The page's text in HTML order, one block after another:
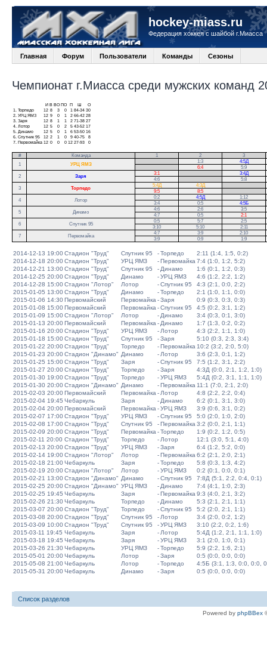
hockey-miass.ru
Федерация хоккея с шайбой г.Миасса
Главная Форум Пользователи Команды Сезоны
Чемпионат г.Миасса среди мужских команд
И В ВО ПО П
О
1.
Торпедо 12 8 3 0 1 84-34 30
2. УРЦ ЯМЗ 12 9 0 1 2 66-42 28
3. Заря 12 8 1 1 2 71-38 27
4. Лотор 12 5 0 2 5 43-52 17
5.
Динамо 12 5 0 1 6 53-50 16
6. Спутник 95 12 2 1 0 9 40-75
8
7.
Первомайка 12 0 0 0 12 27-93 0
# Команда 1 2
3
1
УРЦ ЯМЗ
1:3
4:5Д
6:4
5:9
2
Заря
3:1
3:4Д
4:6
5:8
3
Торпедо
5:4Д 4:3Д
9:5
8:5
4
Лотор
0:2 4:5Д 1:12
3:4
0:5 4:5Б
5
Динамо
4:6 2:6
3:5
4:7
0:5
2:1
6
Спутник 95
0:5 5:7
2:5
3:10
5:10
2:11
7
Первомайка
4:7 3:9
2:10
3:9
0:9 1:9
2014-12-13 19:00Стадион "Труд" Спутник 95 -Торпедо
2:11 (1:4, 1:5, 0:2)
2014-12-18 20:00Стадион "Труд" УРЦ ЯМЗ -Первомайка 7:4 (1:0, 1:2, 5:2)
2014-12-21 13:00Стадион "Труд" Спутник 95 - Динамо
1:6 (0:1, 1:2, 0:3)
2014-12-25 20:00Стадион "Труд" Динамо -УРЦ ЯМЗ
4:6 (1:2, 2:2, 1:2)
2014-12-28 15:00Стадион "Лотор" Лотор -Спутник 95
4:3 (2:1, 0:0, 2:2)
2015-01-05 13:00Стадион "Труд" Динамо -Торпедо
2:1 (1:0, 1:1, 0:0)
2015-01-06 14:30Первомайский Первомайка -Заря
0:9 (0:3, 0:3, 0:3)
2015-01-08 15:00Первомайский Первомайка -Спутник 95
4:5 (0:2, 3:1, 1:2)
2015-01-09 15:00Стадион "Лотор" Лотор - Динамо
3:4 (0:3, 0:1, 3:0)
2015-01-13 20:00Первомайский Первомайка - Динамо
1:7 (1:3, 0:2, 0:2)
2015-01-16 20:00Стадион "Труд" УРЦ ЯМЗ - Лотор
4:3 (2:2, 1:1, 1:0)
2015-01-18 15:00Стадион "Труд" Спутник 95 -Заря
5:10 (0:3, 2:3, 3:4)
2015-01-22 20:00Стадион "Труд" Торпедо -Первомайка 10:2 (3:2, 2:0, 5:0)
2015-01-23 20:00Стадион "Динамо" Динамо - Лотор
3:6 (2:3, 0:1, 1:2)
2015-01-25 15:00Стадион "Труд" Заря -Спутник 95
7:5 (1:2, 3:1, 2:2)
2015-01-27 20:00Стадион "Труд" Торпедо -Заря
4:3Д (0:0, 2:1, 1:2, 1:0)
2015-01-30 19:00Стадион "Труд" Торпедо -УРЦ ЯМЗ
5:4Д (0:2, 3:1, 1:1, 1:0)
2015-01-30 20:00Стадион "Динамо" Динамо -Первомайка 11:1 (7:0, 2:1, 2:0)
2015-02-03 20:00Первомайский Первомайка - Лотор
4:8 (2:2, 2:2, 0:4)
2015-02-04 19:45 Чебаркуль Заря - Динамо
6:2 (0:1, 3:1, 3:0)
2015-02-04 20:00Первомайский Первомайка -УРЦ ЯМЗ
3:9 (0:6, 3:1, 0:2)
2015-02-07 17:00Стадион "Труд" УРЦ ЯМЗ -Спутник 95
5:0 (2:0, 1:0, 2:0)
2015-02-08 17:00Стадион "Труд" Спутник 95 -Первомайка 3:2 (0:0, 2:1, 1:1)
2015-02-09 20:00Стадион "Труд" Первомайка -Торпедо
1:9 (0:2, 1:2, 0:5)
2015-02-11 20:00 Стадион "Труд" Торпедо - Лотор
12:1 (3:0, 5:1, 4:0)
2015-02-13 20:00Стадион "Труд" УРЦ ЯМЗ -Заря
6:4 (1:2, 5:2, 0:0)
2015-02-14 19:00Стадион "Лотор" Лотор -Первомайка 6:2 (2:1, 2:0, 2:1)
2015-02-18 21:00Чебаркуль Заря -Торпедо
5:8 (0:3, 1:3, 4:2)
2015-02-19 20:00Стадион "Лотор" Лотор -УРЦ ЯМЗ
0:2 (0:1, 0:0, 0:1)
2015-02-21 13:00Стадион "Динамо" Динамо -Спутник 95
7:8Д (5:1, 2:2, 0:4, 0:1)
2015-02-25 20:00Стадион "Динамо" УРЦ ЯМЗ - Динамо
7:4 (4:1, 1:0, 2:3)
2015-02-25 19:45 Чебаркуль Заря -Первомайка 9:3 (4:0, 2:1, 3:2)
2015-02-26 21:30Чебаркуль Торпедо - Динамо
5:3 (2:1, 2:1, 1:1)
2015-03-07 20:00Стадион "Труд" Торпедо -Спутник 95
5:2 (2:0, 2:1, 1:1)
2015-03-08 20:00Стадион "Труд" Спутник 95 - Лотор
3:4 (2:0, 0:2, 1:2)
2015-03-09 10:00Стадион "Труд" Спутник 95 -УРЦ ЯМЗ
3:10 (2:2, 0:2, 1:6)
2015-03-11 19:45 Чебаркуль Заря - Лотор
5:4Д (1:2, 2:1, 1:1, 1:0)
2015-03-18 19:45 Чебаркуль Заря -УРЦ ЯМЗ
3:1 (2:0, 1:0, 0:1)
2015-03-26 21:30Чебаркуль УРЦ ЯМЗ -Торпедо
5:9 (2:2, 1:6, 2:1)
2015-05-01 20:00Чебаркуль Лотор -Заря
0:5 (0:0, 0:0, 0:0)
2015-05-08 21:00Чебаркуль Лотор -Торпедо
4:5Б (3:1, 1:3, 0:0, 0:0,
2015-05-31 20:00Чебаркуль Динамо -Заря 0:5 (0:0, 0:0, 0:0)
Список разделов
Powered by phpBBex